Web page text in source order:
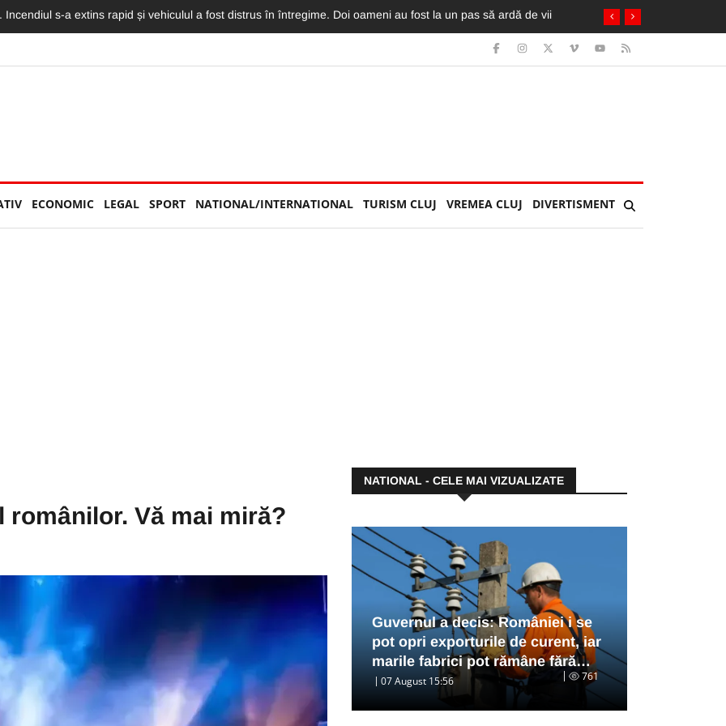
„Nu am văzut niciun echipaj de Poliție sau Jandarmerie”
ECONOMIC LEGAL SPORT NATIONAL/INTERNATIONAL TURISM CLUJ VREMEA CLUJ DIVERTISMENT
Vă mai miră?
NATIONAL - CELE MAI VIZUALIZATE
Guvernul a decis: României i se
pot opri exporturile de curent, iar
marile fabrici pot rămâne fără…
07 August 15:56 761